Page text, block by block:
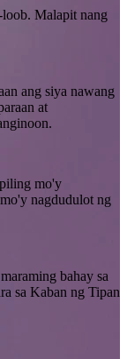
Malapit nang
ang siya nawang
at
mo'y
nagdudulot ng
bahay sa
sa Kaban ng Tipan